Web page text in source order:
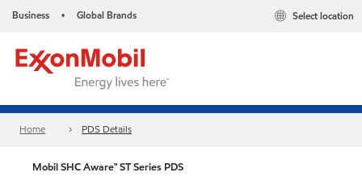
Business • Global Brands Select location
Home PDS Details
Mobil SHC Aware™ ST Series PDS